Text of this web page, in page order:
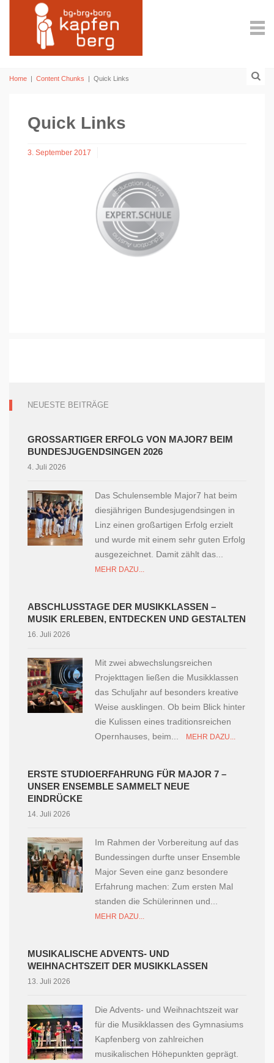
Home | Content Chunks | Quick Links
Quick Links
3. September 2017
NEUESTE BEITRÄGE
GROSSARTIGER ERFOLG VON MAJOR7 BEIM B
UNDESJUGENDSINGEN 2026
4. Juli 2026
Das Schulensemble Major7 hat beim
diesjährigen Bundesjugendsingen in
Linz einen großartigen Erfolg erzielt
und wurde mit einem sehr guten Erfolg
ausgezeichnet. Damit zählt das...
MEHR DAZU...
ABSCHLUSSTAGE DER MUSIKKLASSEN –
MUSIK ERLEBEN, ENTDECKEN UND GESTALTEN
16. Juli 2026
Mit zwei abwechslungsreichen
Projekttagen ließen die Musikklassen
das Schuljahr auf besonders kreative
Weise ausklingen. Ob beim Blick hinter
die Kulissen eines traditionsreichen
Opernhauses, beim...
MEHR DAZU...
ERSTE STUDIOERFAHRUNG FÜR MAJOR 7 –
UNSER ENSEMBLE SAMMELT NEUE
EINDRÜCKE
14. Juli 2026
Im Rahmen der Vorbereitung auf das
Bundessingen durfte unser Ensemble
Major Seven eine ganz besondere
Erfahrung machen: Zum ersten Mal
standen die Schülerinnen und...
MEHR DAZU...
MUSIKALISCHE ADVENTS- UND
WEIHNACHTSZEIT DER MUSIKKLASSEN
13. Juli 2026
Die Advents- und Weihnachtszeit war
für die Musikklassen des Gymnasiums
Kapfenberg von zahlreichen
musikalischen Höhepunkten geprägt.